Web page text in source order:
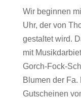
Wir beginnen
Uhr, der von
gestaltet wird.
mit
Gorch-Fock-
Blumen der
Gutscheinen